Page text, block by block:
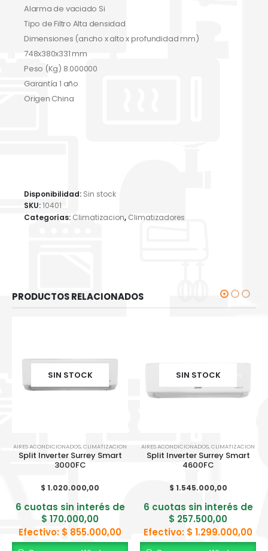
Alarma de vaciado Si
Tipo de Filtro Alta densidad
Dimensiones (ancho x alto x profundidad mm)
748x380x331 mm
Peso (Kg) 8.000000
Garantía 1 año
Origen China
Disponibilidad: Sin stock
SKU:10401
Categorías: Climatizacion,Climatizadores
PRODUCTOS RELACIONADOS
SIN STOCK
AIRES ACONDICIONADOS,CLIMATIZACION
Split Inverter Surrey Smart
3000FC
$ 1.020.000,00
6 cuotas sin interés de
$ 170.000,00
Efectivo: $ 855.000,00
SIN STOCK
AIRES ACONDICIONADOS,CLIMATIZACION
Split Inverter Surrey Smart
4600FC
$ 1.545.000,00
6 cuotas sin interés de
$ 257.500,00
Efectivo: $ 1.299.000,00